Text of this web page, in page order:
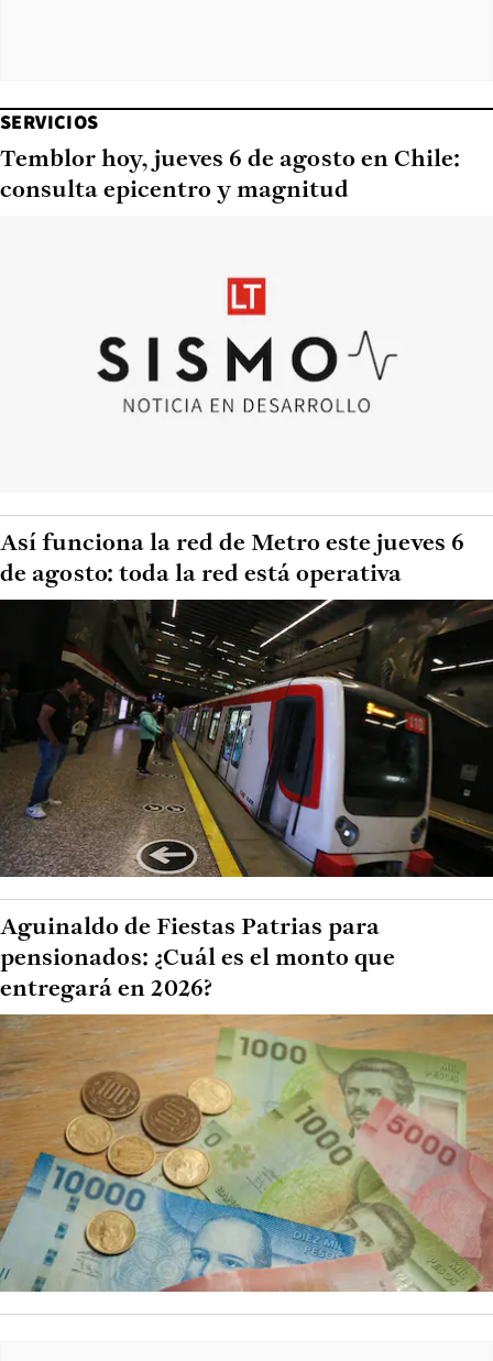
SERVICIOS
Temblor hoy, jueves 6 de agosto en Chile:
consulta epicentro y magnitud
Así funciona la red de Metro este jueves 6
de agosto: toda la red está operativa
Aguinaldo de Fiestas Patrias para
pensionados: ¿Cuál es el monto que
entregará en 2026?